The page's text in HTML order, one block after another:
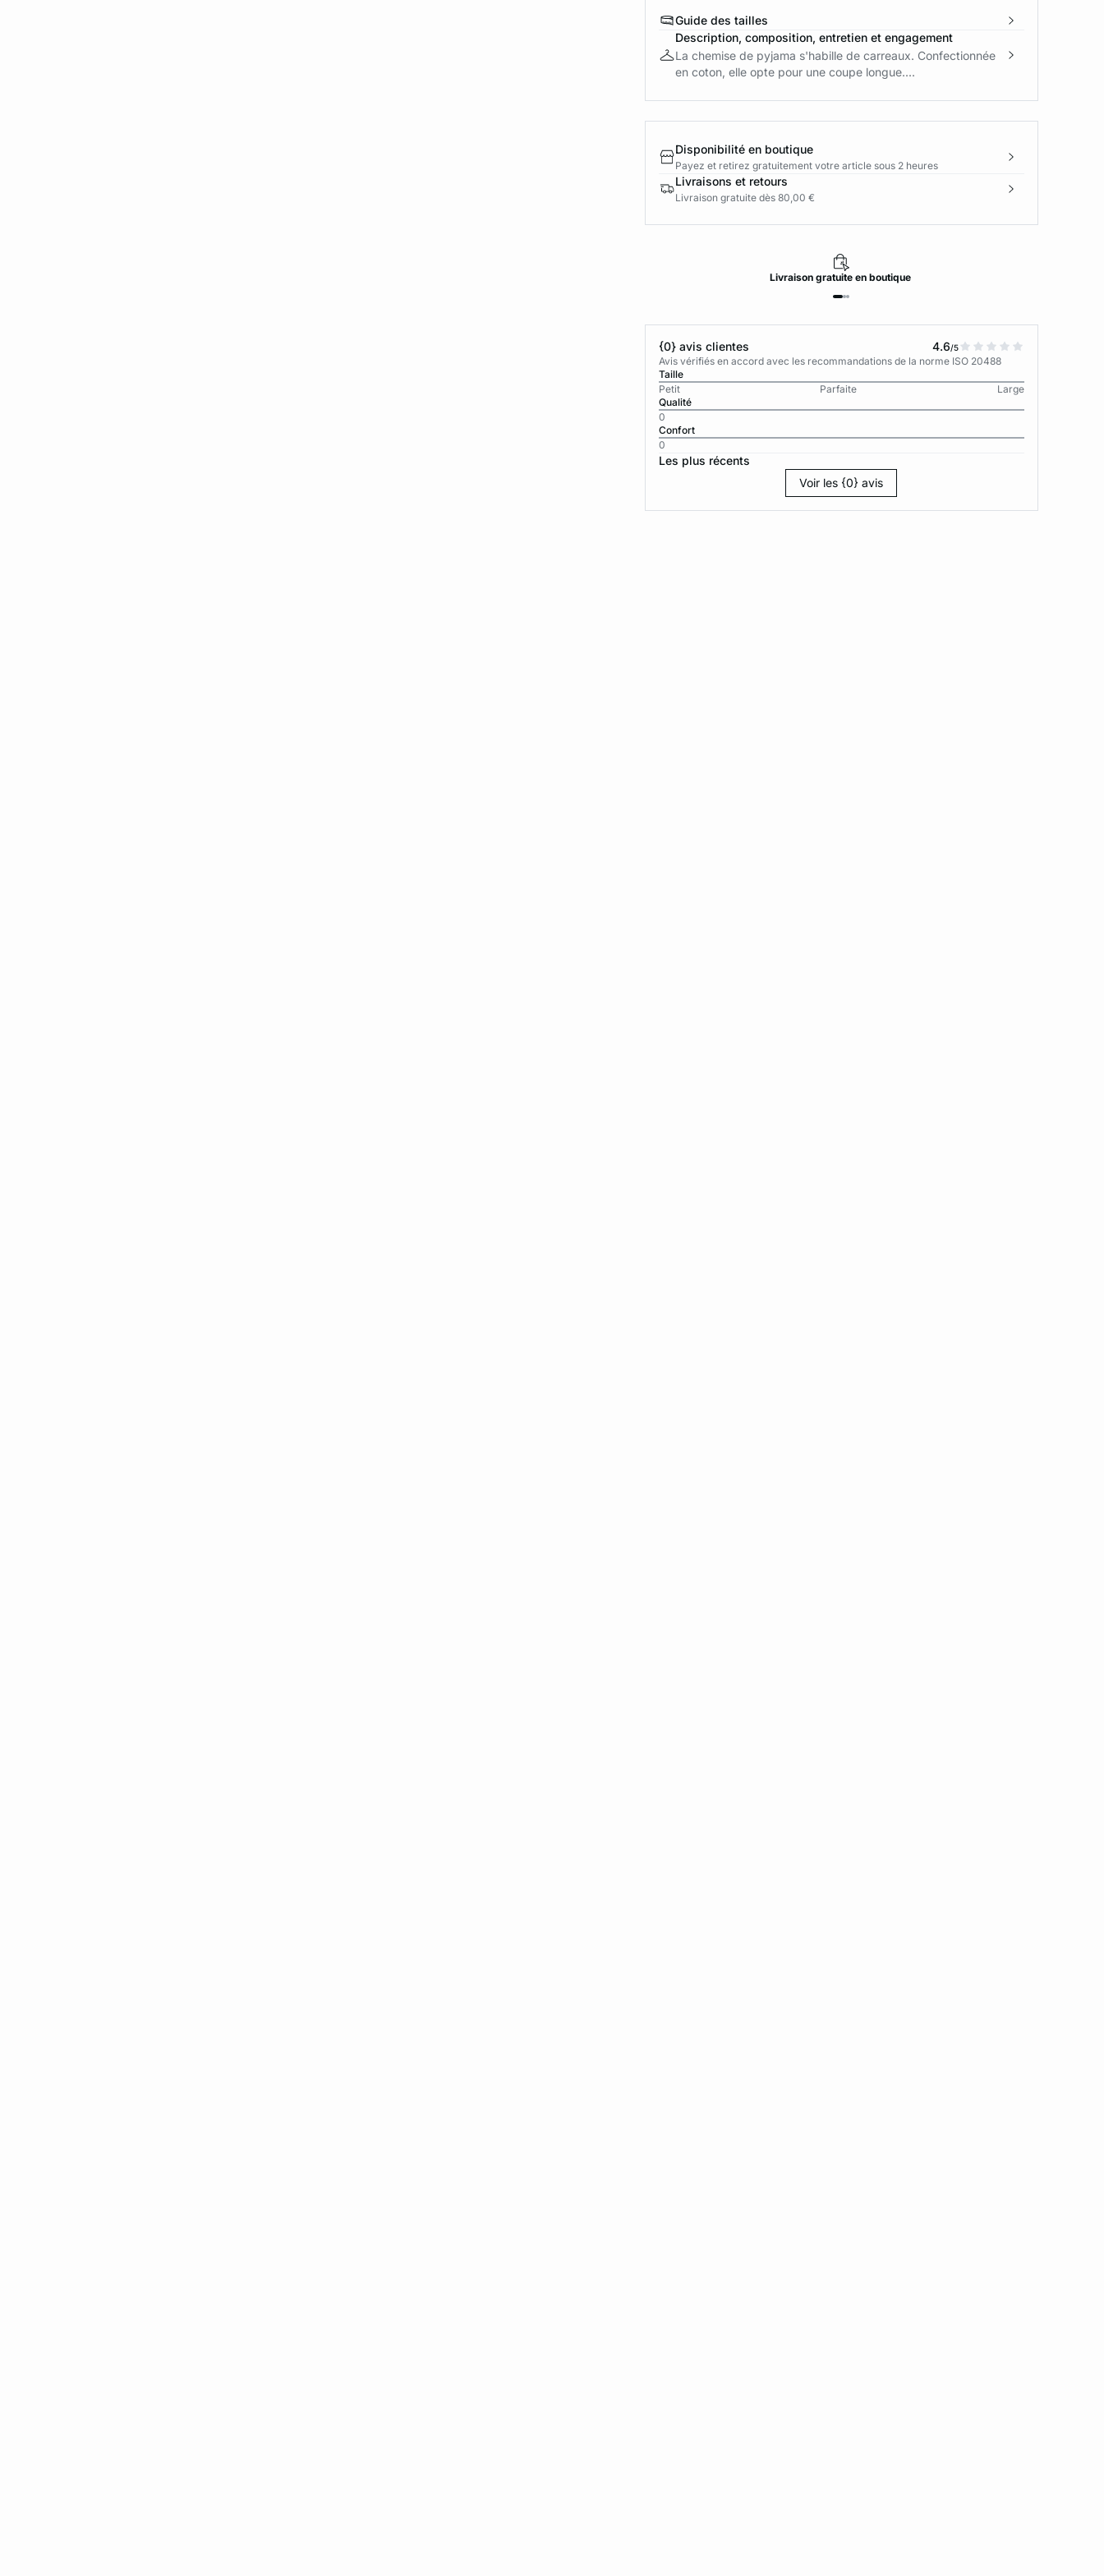
Guide des tailles
Description, composition, entretien et engagement
La chemise de pyjama s'habille de carreaux. Confectionnée
en coton, elle opte pour une coupe longue....
Disponibilité en boutique
Payez et retirez gratuitement votre article sous 2 heures
Livraisons et retours
Livraison gratuite dès 80,00 €
Livraison gratuite en boutique
{0} avis clientes 4.6/5
Avis vérifiés en accord avec les recommandations de la norme ISO 20488
Taille
Petit
Parfaite
Large
Qualité
0
Confort
0
Les plus récents
Voir les {0} avis